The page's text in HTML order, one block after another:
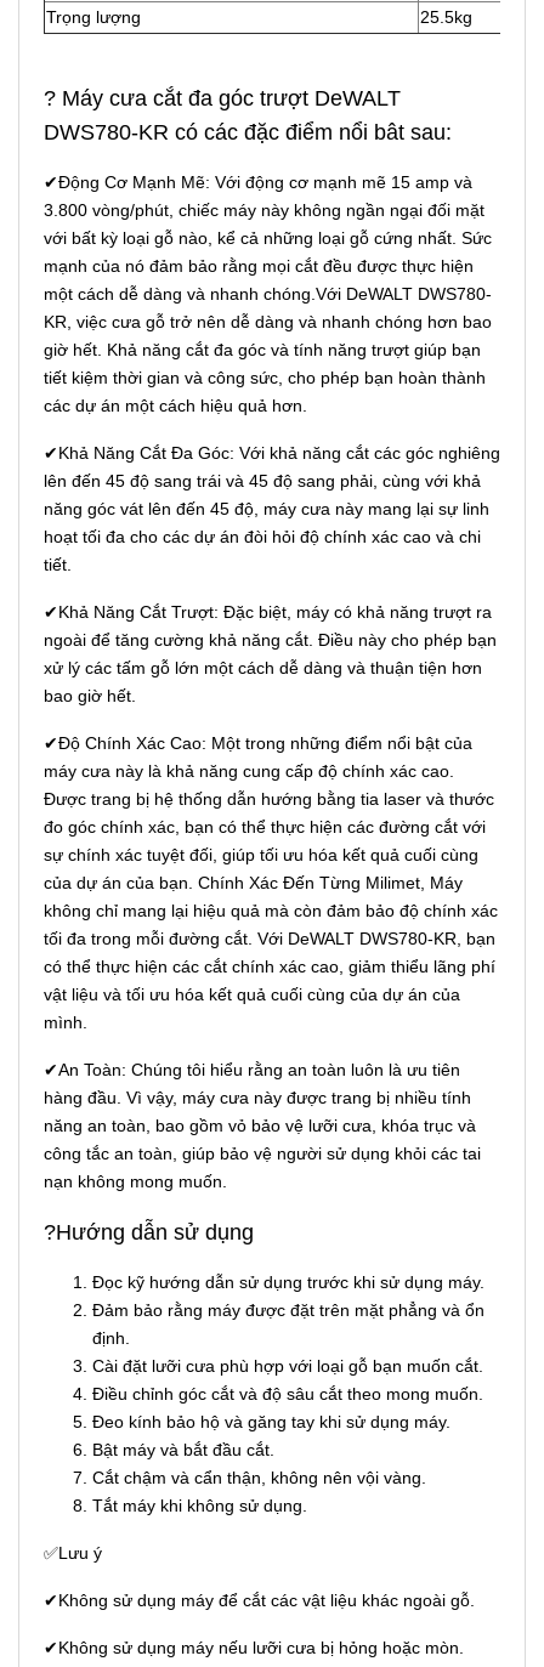
Trọng lượng
25.5kg
? Máy cưa cắt đa góc trượt DeWALT
DWS780-KR có các đặc điểm nổi bât sau:
✔Động Cơ Mạnh Mẽ: Với động cơ mạnh mẽ 15 amp và
3.800 vòng/phút, chiếc máy này không ngần ngại đối mặt
với bất kỳ loại gỗ nào, kể cả những loại gỗ cứng nhất. Sức
mạnh của nó đảm bảo rằng mọi cắt đều được thực hiện
một cách dễ dàng và nhanh chóng.Với DeWALT DWS780-
KR, việc cưa gỗ trở nên dễ dàng và nhanh chóng hơn bao
giờ hết. Khả năng cắt đa góc và tính năng trượt giúp bạn
tiết kiệm thời gian và công sức, cho phép bạn hoàn thành
các dự án một cách hiệu quả hơn.
✔Khả Năng Cắt Đa Góc: Với khả năng cắt các góc nghiêng
lên đến 45 độ sang trái và 45 độ sang phải, cùng với khả
năng góc vát lên đến 45 độ, máy cưa này mang lại sự linh
hoạt tối đa cho các dự án đòi hỏi độ chính xác cao và chi
tiết.
✔Khả Năng Cắt Trượt: Đặc biệt, máy có khả năng trượt ra
ngoài để tăng cường khả năng cắt. Điều này cho phép bạn
xử lý các tấm gỗ lớn một cách dễ dàng và thuận tiện hơn
bao giờ hết.
✔Độ Chính Xác Cao: Một trong những điểm nổi bật của
máy cưa này là khả năng cung cấp độ chính xác cao.
Được trang bị hệ thống dẫn hướng bằng tia laser và thước
đo góc chính xác, bạn có thể thực hiện các đường cắt với
sự chính xác tuyệt đối, giúp tối ưu hóa kết quả cuối cùng
của dự án của bạn. Chính Xác Đến Từng Milimet, Máy
không chỉ mang lại hiệu quả mà còn đảm bảo độ chính xác
tối đa trong mỗi đường cắt. Với DeWALT DWS780-KR, bạn
có thể thực hiện các cắt chính xác cao, giảm thiểu lãng phí
vật liệu và tối ưu hóa kết quả cuối cùng của dự án của
mình.
✔An Toàn: Chúng tôi hiểu rằng an toàn luôn là ưu tiên
hàng đầu. Vì vậy, máy cưa này được trang bị nhiều tính
năng an toàn, bao gồm vỏ bảo vệ lưỡi cưa, khóa trục và
công tắc an toàn, giúp bảo vệ người sử dụng khỏi các tai
nạn không mong muốn.
?Hướng dẫn sử dụng
Đọc kỹ hướng dẫn sử dụng trước khi sử dụng máy.
Đảm bảo rằng máy được đặt trên mặt phẳng và ổn
định.
Cài đặt lưỡi cưa phù hợp với loại gỗ bạn muốn cắt.
Điều chỉnh góc cắt và độ sâu cắt theo mong muốn.
Đeo kính bảo hộ và găng tay khi sử dụng máy.
Bật máy và bắt đầu cắt.
Cắt chậm và cẩn thận, không nên vội vàng.
Tắt máy khi không sử dụng.
✅Lưu ý
✔Không sử dụng máy để cắt các vật liệu khác ngoài gỗ.
✔Không sử dụng máy nếu lưỡi cưa bị hỏng hoặc mòn.